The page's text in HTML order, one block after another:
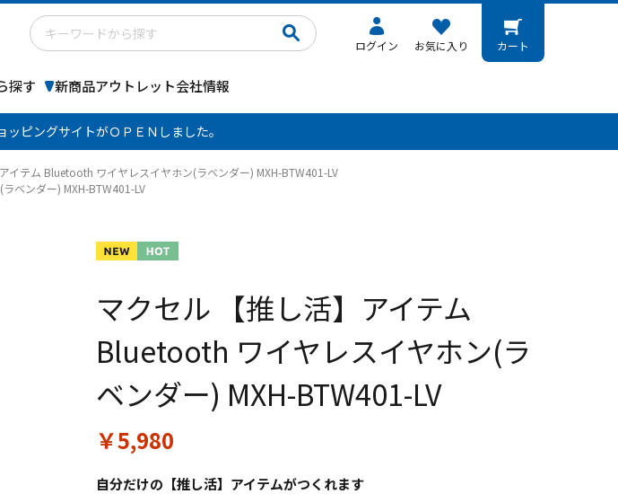
ログイン お気に入り カート
探す 新商品アウトレット会社情報
ピングサイトがＯＰＥＮしました。
イテム Bluetooth ワイヤレスイヤホン(ラベンダー) MXH-BTW401-LV
ベンダー) MXH-BTW401-LV
自分だけの【推し活】アイテムがつくれます
マクセル 【推し活】アイテム
Bluetooth ワイヤレスイヤホン(ラ
ベンダー) MXH-BTW401-LV
￥5,980